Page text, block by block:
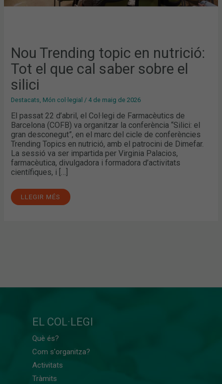
Nou Trending topic en nutrició:
Tot el que cal saber sobre el
silici
Destacats, Món col·legial / 4 de maig de 2026
El passat 22 d’abril, el Col·legi de Farmacèutics de
Barcelona (COFB) va organitzar la conferència “Silici: el
gran desconegut”, en el marc del cicle de conferències
Trending Topics en nutrició, amb el patrocini de Dimefar.
La sessió va ser impartida per Virginia Palacios,
farmacèutica, divulgadora i formadora d’activitats
científiques, i […]
LLEGIR MÉS
EL COL·LEGI
Què és?
Com s'organitza?
Activitats
Tràmits